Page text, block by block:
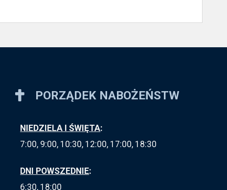
PORZĄDEK NABOŻEŃSTW
NIEDZIELA I ŚWIĘTA:
7:00, 9:00, 10:30, 12:00, 17:00, 18:30
DNI POWSZEDNIE:
6:30, 18:00